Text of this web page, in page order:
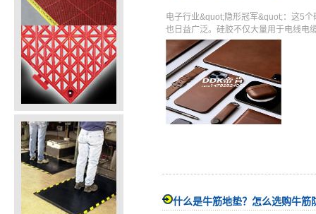
电子行业&quot;隐形冠军&quot;：这5
也日益广泛。硅胶不仅大量用于电线电
什么是牛筋地垫？怎么选购牛筋